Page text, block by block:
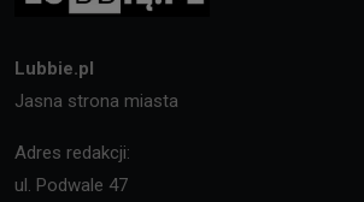
Lubbie.pl
Jasna strona miasta
Adres redakcji:
ul. Podwale 47